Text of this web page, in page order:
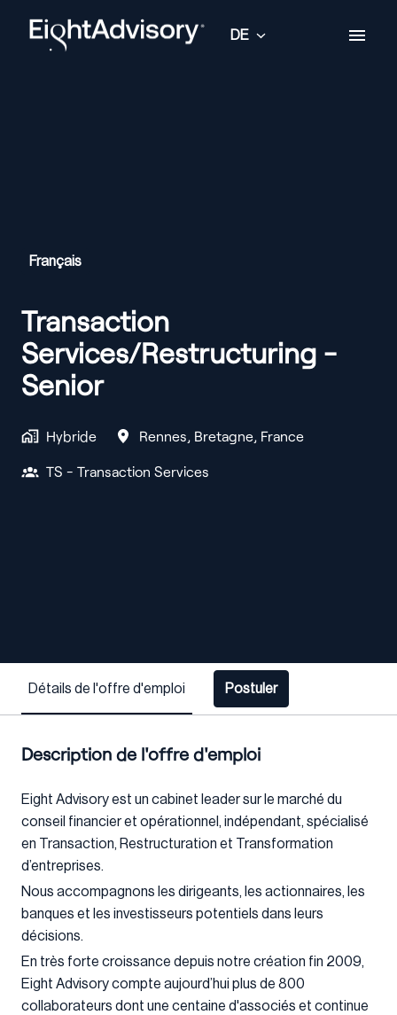
springen
Startseite
DE
Français
Transaction
Services/Restructuring -
Senior
Hybride Rennes, Bretagne, France
TS - Transaction Services
Détails de l'offre d'emploi Postuler
Description de l'offre d'emploi
Eight Advisory est un cabinet leader sur le marché du
conseil financier et opérationnel, indépendant, spécialisé
en Transaction, Restructuration et Transformation
d’entreprises.
Nous accompagnons les dirigeants, les actionnaires, les
banques et les investisseurs potentiels dans leurs
décisions.
En très forte croissance depuis notre création fin 2009,
Eight Advisory compte aujourd’hui plus de 800
collaborateurs dont une centaine d'associés et continue